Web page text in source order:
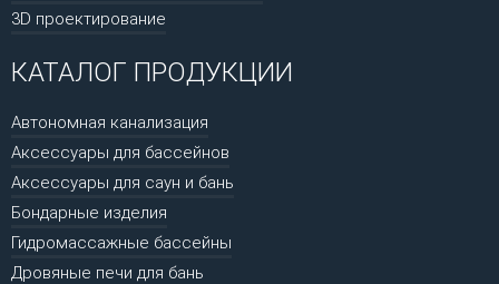
3D проектирование
КАТАЛОГ ПРОДУКЦИИ
Автономная канализация
Аксессуары для бассейнов
Аксессуары для саун и бань
Бондарные изделия
Гидромассажные бассейны
Дровяные печи для бань